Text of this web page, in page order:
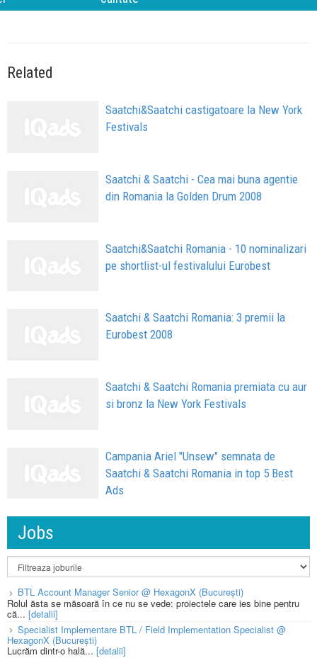
Related
Saatchi&Saatchi castigatoare la New York
Festivals
Saatchi & Saatchi - Cea mai buna agentie
din Romania la Golden Drum 2008
Saatchi&Saatchi Romania - 10 nominalizari
pe shortlist-ul festivalului Eurobest
Saatchi & Saatchi Romania: 3 premii la
Eurobest 2008
Saatchi & Saatchi Romania premiata cu aur
si bronz la New York Festivals
Campania Ariel "Unsew" semnata de
Saatchi & Saatchi Romania in top 5 Best
Ads
Jobs
BTL Account Manager Senior @ HexagonX (București)
Rolul ăsta se măsoară în ce nu se vede: proiectele care ies bine pentru
că... [detalii]
Specialist Implementare BTL / Field Implementation Specialist @
HexagonX (București)
Lucrăm dintr-o hală...[detalii]